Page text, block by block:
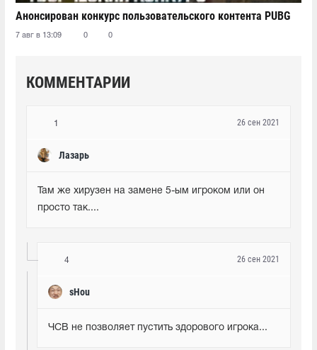
Анонсирован конкурс пользовательского контента PUBG
7 авг в 13:09 0 0
КОММЕНТАРИИ
1
Лазарь
26 сен 2021
Там же хирузен на замене 5-ым игроком или он
просто так....
4
sHou
26 сен 2021
ЧСВ не позволяет пустить здорового игрока...